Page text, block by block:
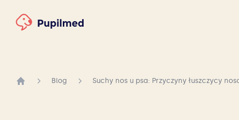
Blog Suchy nos u psa: Przyczyny łuszczycy